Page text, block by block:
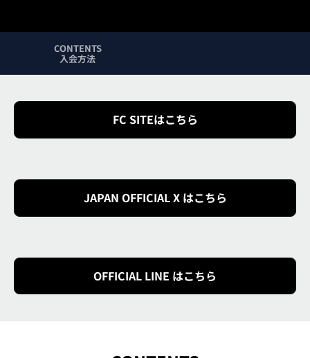
CONTENTS
入会方法
FC SITEはこちら
JAPAN OFFICIAL X はこちら
OFFICIAL LINE はこちら